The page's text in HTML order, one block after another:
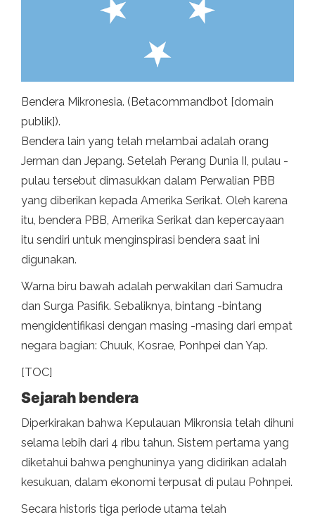
Bendera Mikronesia. (Betacommandbot [domain
publik]).
Bendera lain yang telah melambai adalah orang
Jerman dan Jepang. Setelah Perang Dunia II, pulau -
pulau tersebut dimasukkan dalam Perwalian PBB
yang diberikan kepada Amerika Serikat. Oleh karena
itu, bendera PBB, Amerika Serikat dan kepercayaan
itu sendiri untuk menginspirasi bendera saat ini
digunakan.
Warna biru bawah adalah perwakilan dari Samudra
dan Surga Pasifik. Sebaliknya, bintang -bintang
mengidentifikasi dengan masing -masing dari empat
negara bagian: Chuuk, Kosrae, Ponhpei dan Yap.
[TOC]
Sejarah bendera
Diperkirakan bahwa Kepulauan Mikronsia telah dihuni
selama lebih dari 4 ribu tahun. Sistem pertama yang
diketahui bahwa penghuninya yang didirikan adalah
kesukuan, dalam ekonomi terpusat di pulau Pohnpei.
Secara historis tiga periode utama telah